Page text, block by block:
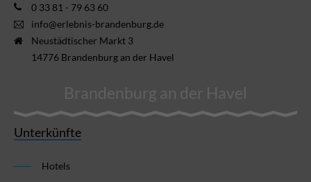
0 33 81 - 79 63 60
info@erlebnis-brandenburg.de
Neustädtischer Markt 3
14776 Brandenburg an der Havel
Brandenburg an der Havel
Unterkünfte
Hotels